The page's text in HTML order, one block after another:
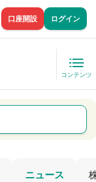
口座開設 ログイン
コンテンツ
ニュース